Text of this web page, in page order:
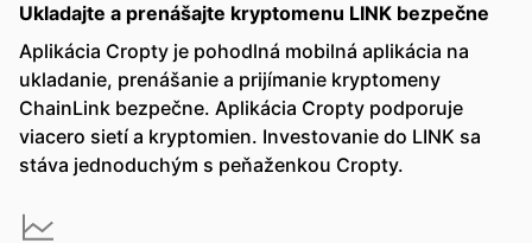
Ukladajte a prenášajte kryptomenu LINK bezpečne
Aplikácia Cropty je pohodlná mobilná aplikácia na
ukladanie, prenášanie a prijímanie kryptomeny
ChainLink bezpečne. Aplikácia Cropty podporuje
viacero sietí a kryptomien. Investovanie do LINK sa
stáva jednoduchým s peňaženkou Cropty.